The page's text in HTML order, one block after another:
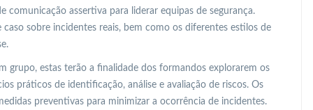
assertiva para liderar equipas de segurança.
sobre incidentes reais, bem como os diferentes estilos de
grupo, estas terão a finalidade dos formandos explorarem os
práticos de identificação, análise e avaliação de riscos. Os
preventivas para minimizar a ocorrência de incidentes.